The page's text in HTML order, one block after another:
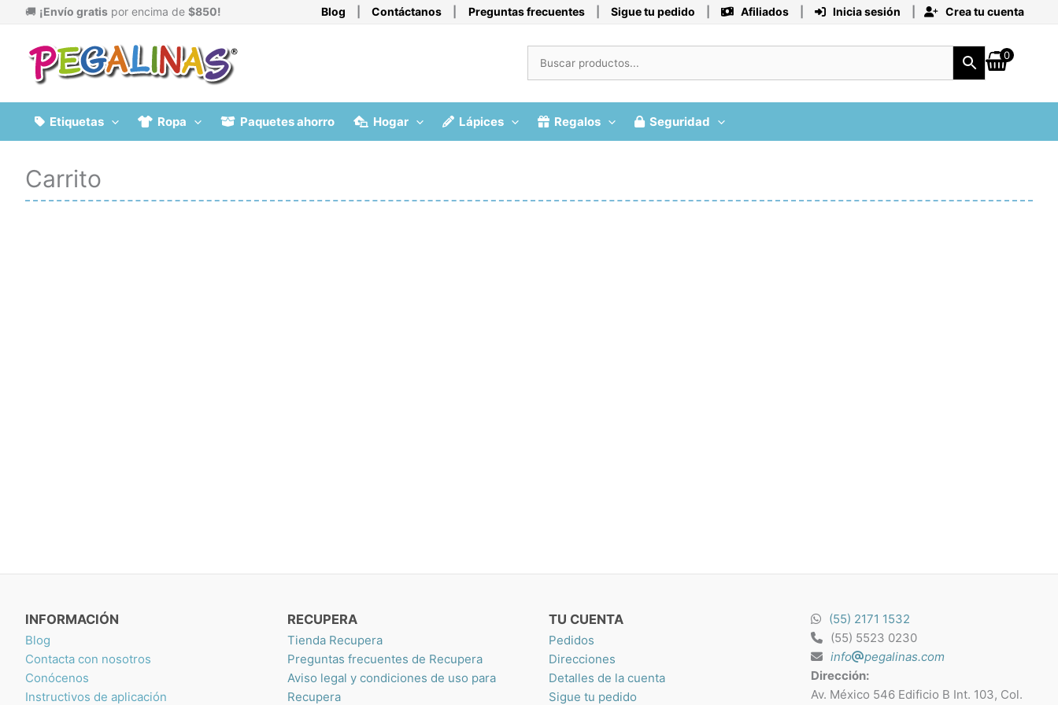
contenido
🚚 ¡Envío gratis por encima de $850! Blog Contáctanos Preguntas frecuentes Sigue tu pedido Afiliados Inicia sesión Crea tu cuenta
0
Etiquetas Ropa Paquetes ahorro Hogar Lápices Regalos Seguridad
Carrito
INFORMACIÓN
Blog
Contacta con nosotros
Conócenos
Instructivos de aplicación
RECUPERA
Tienda Recupera
Preguntas frecuentes de Recupera
Aviso legal y condiciones de uso para
Recupera
TU CUENTA
Pedidos
Direcciones
Detalles de la cuenta
Sigue tu pedido
(55) 2171 1532
(55) 5523 0230
info
pegalinas.com
Dirección:
Av. México 546 Edificio B Int. 103, Col.